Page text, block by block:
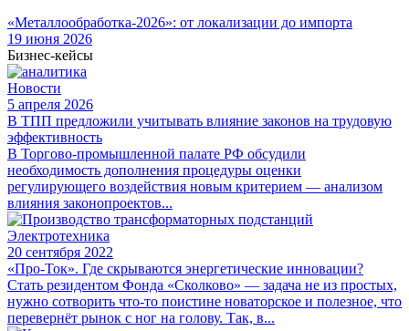
«Металлообработка-2026»: от локализации до импорта
19 июня 2026
Бизнес-кейсы
Новости
5 апреля 2026
В ТПП предложили учитывать влияние законов на трудовую
эффективность
В Торгово-промышленной палате РФ обсудили
необходимость дополнения процедуры оценки
регулирующего воздействия новым критерием — анализом
влияния законопроектов...
Электротехника
20 сентября 2022
«Про-Ток». Где скрываются энергетические инновации?
Стать резидентом Фонда «Сколково» — задача не из простых,
нужно сотворить что-то поистине новаторское и полезное, что
перевернёт рынок с ног на голову. Так, в...